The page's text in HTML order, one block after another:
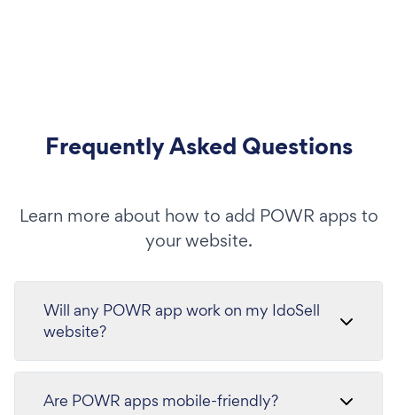
Frequently Asked Questions
Learn more about how to add POWR apps to
your website.
Will any POWR app work on my IdoSell
website?
Are POWR apps mobile-friendly?